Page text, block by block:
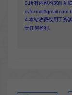
3.所有内容均来自互
cvformat#gmail.com
4.本站收费仅用于资
无任何盈利。